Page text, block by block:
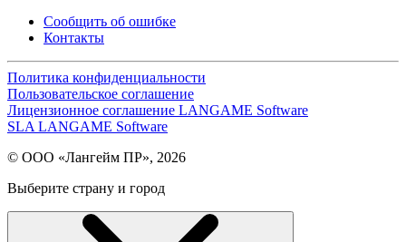
Сообщить об ошибке
Контакты
Политика конфиденциальности
Пользовательское соглашение
Лицензионное соглашение LANGAME Software
SLA LANGAME Software
© ООО «Лангейм ПР», 2026
Выберите страну и город